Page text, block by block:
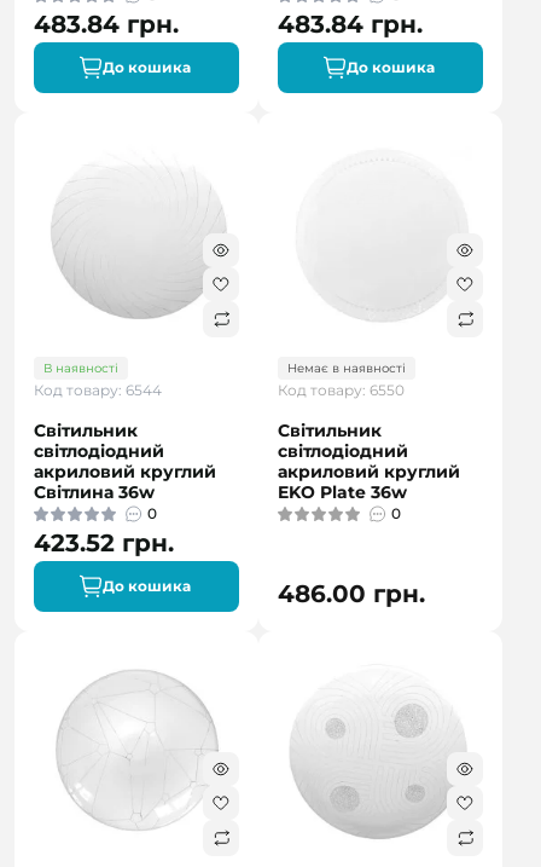
483.84 грн.
До кошика
483.84 грн.
До кошика
В наявності
Код товару: 6544
Світильник
світлодіодний
акриловий круглий
Світлина 36w
0
423.52 грн.
До кошика
Немає в наявності
Код товару: 6550
Світильник
світлодіодний
акриловий круглий
EKO Plate 36w
0
486.00 грн.